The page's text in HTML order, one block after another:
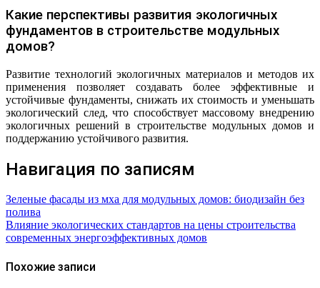
Какие перспективы развития экологичных
фундаментов в строительстве модульных
домов?
Развитие технологий экологичных материалов и методов их
применения позволяет создавать более эффективные и
устойчивые фундаменты, снижать их стоимость и уменьшать
экологический след, что способствует массовому внедрению
экологичных решений в строительстве модульных домов и
поддержанию устойчивого развития.
Навигация по записям
Зеленые фасады из мха для модульных домов: биодизайн без
полива
Влияние экологических стандартов на цены строительства
современных энергоэффективных домов
Похожие записи